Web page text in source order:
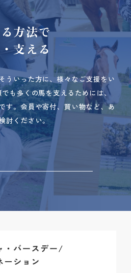
方法で
支える
ういった方に、様々なご支援をい
でも多くの馬を支えるためには、
す。 会員や寄付、買い物など、あ
討ください。